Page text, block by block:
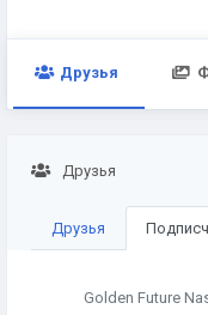
Друзья
Друзья
Друзья
Golden Future